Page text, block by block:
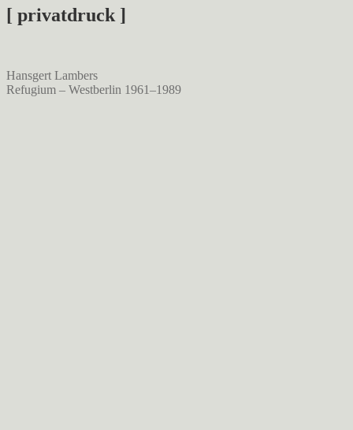
[ privatdruck ]
Hansgert Lambers
Refugium – Westberlin 1961–1989